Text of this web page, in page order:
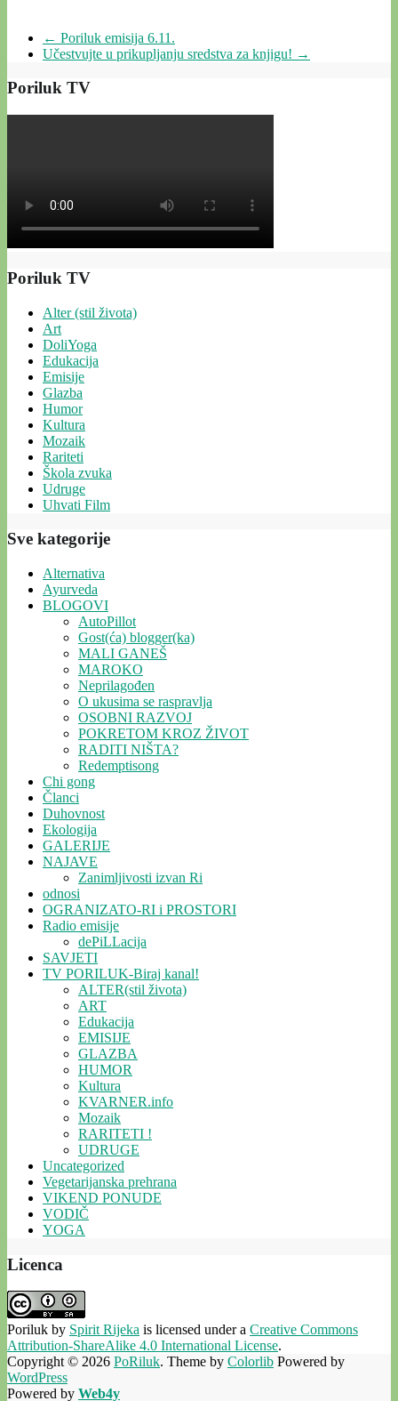
← Poriluk emisija 6.11.
Učestvujte u prikupljanju sredstva za knjigu! →
Poriluk TV
Poriluk TV
Alter (stil života)
Art
DoliYoga
Edukacija
Emisije
Glazba
Humor
Kultura
Mozaik
Rariteti
Škola zvuka
Udruge
Uhvati Film
Sve kategorije
Alternativa
Ayurveda
BLOGOVI
AutoPillot
Gost(ća) blogger(ka)
MALI GANEŠ
MAROKO
Neprilagođen
O ukusima se raspravlja
OSOBNI RAZVOJ
POKRETOM KROZ ŽIVOT
RADITI NIŠTA?
Redemptisong
Chi gong
Članci
Duhovnost
Ekologija
GALERIJE
NAJAVE
Zanimljivosti izvan Ri
odnosi
OGRANIZATO-RI i PROSTORI
Radio emisije
dePiLLacija
SAVJETI
TV PORILUK-Biraj kanal!
ALTER(stil života)
ART
Edukacija
EMISIJE
GLAZBA
HUMOR
Kultura
KVARNER.info
Mozaik
RARITETI !
UDRUGE
Uncategorized
Vegetarijanska prehrana
VIKEND PONUDE
VODIČ
YOGA
Licenca
Poriluk by Spirit Rijeka is licensed under a Creative Commons
Attribution-ShareAlike 4.0 International License.
Copyright © 2026 PoRiluk. Theme by Colorlib Powered by
WordPress
Powered by Web4y